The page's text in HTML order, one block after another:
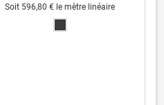
Soit 596,80 € le mètre linéaire